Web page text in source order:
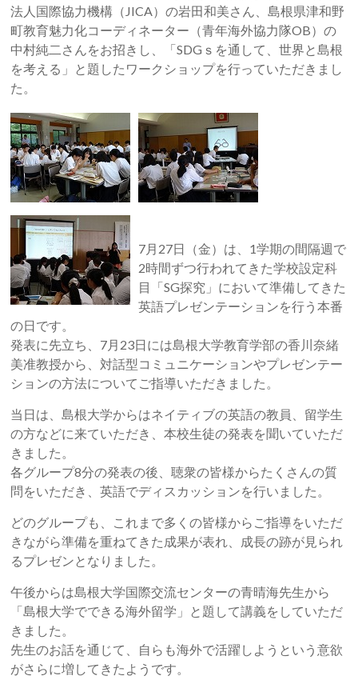
法人国際協力機構（JICA）の岩田和美さん、島根県津和野
町教育魅力化コーディネーター（青年海外協力隊OB）の
中村純二さんをお招きし、「SDGｓを通して、世界と島根
を考える」と題したワークショップを行っていただきまし
た。
7月27日（金）は、1学期の間隔週で
2時間ずつ行われてきた学校設定科
目「SG探究」において準備してきた
英語プレゼンテーションを行う本番
の日です。
発表に先立ち、7月23日には島根大学教育学部の香川奈緒
美准教授から、対話型コミュニケーションやプレゼンテー
ションの方法についてご指導いただきました。
当日は、島根大学からはネイティブの英語の教員、留学生
の方などに来ていただき、本校生徒の発表を聞いていただ
きました。
各グループ8分の発表の後、聴衆の皆様からたくさんの質
問をいただき、英語でディスカッションを行いました。
どのグループも、これまで多くの皆様からご指導をいただ
きながら準備を重ねてきた成果が表れ、成長の跡が見られ
るプレゼンとなりました。
午後からは島根大学国際交流センターの青晴海先生から
「島根大学でできる海外留学」と題して講義をしていただ
きました。
先生のお話を通じて、自らも海外で活躍しようという意欲
がさらに増してきたようです。